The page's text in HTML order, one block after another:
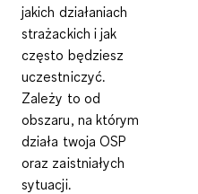
jakich działaniach
strażackich i jak
często będziesz
uczestniczyć.
Zależy to od
obszaru, na którym
działa twoja OSP
oraz zaistniałych
sytuacji.